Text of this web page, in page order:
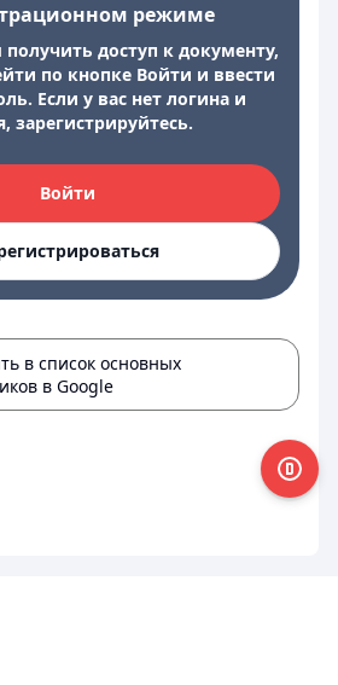
режиме
доступ к документу,
по кнопке Войти и ввести
Если у вас нет логина и
зарегистрируйтесь.
Войти
в список основных
в Google